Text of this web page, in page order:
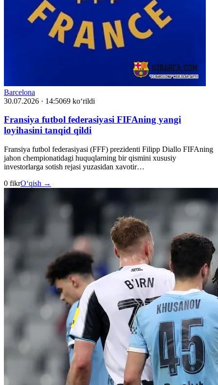
Barcelona
30.07.2026 · 14:5069 ko‘rildi
Fransiya futbol federasiyasi FIFAning yangi
loyihasini tanqid qildi
Fransiya futbol federasiyasi (FFF) prezidenti Filipp Diallo FIFAning
jahon chempionatidagi huquqlarning bir qismini xususiy
investorlarga sotish rejasi yuzasidan xavotir…
0 fikrO‘qish →